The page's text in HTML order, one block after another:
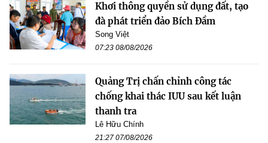
Khơi thông quyền sử dụng đất, tạo
đà phát triển đảo Bích Đầm
Song Việt
07:23 08/08/2026
Quảng Trị chấn chỉnh công tác
chống khai thác IUU sau kết luận
thanh tra
Lê Hữu Chính
21:27 07/08/2026